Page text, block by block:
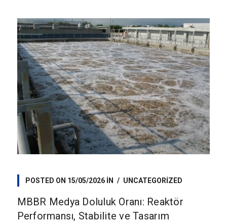
POSTED ON 15/05/2026IN UNCATEGORIZED
MBBR Medya Doluluk Oranı: Reaktör
Performansı, Stabilite ve Tasarım